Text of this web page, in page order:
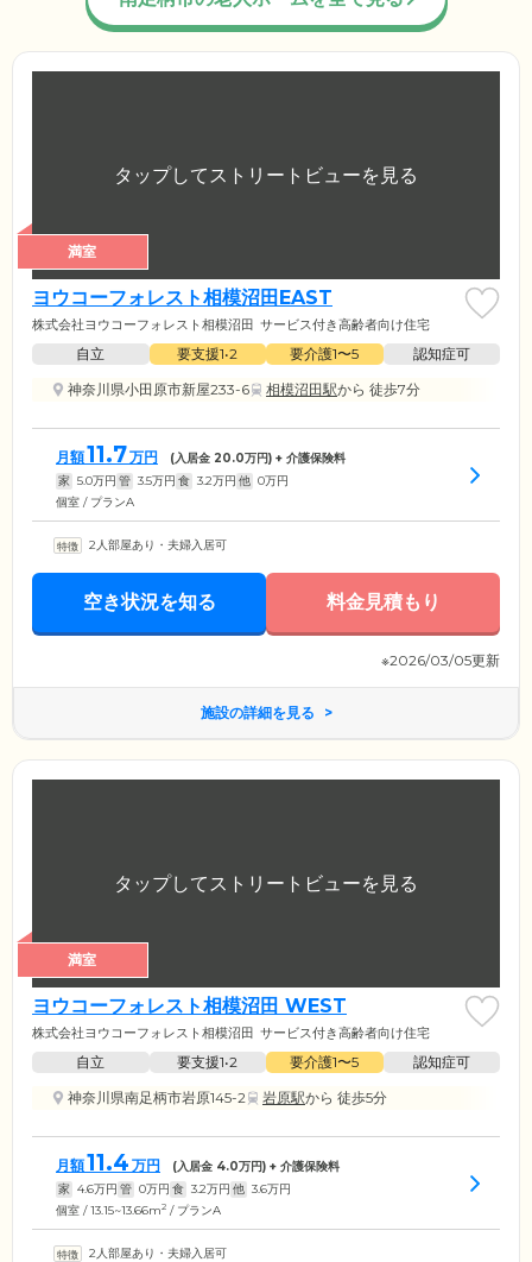
満室
ヨウコーフォレスト相模沼田EAST
株式会社ヨウコーフォレスト相模沼田 サービス付き高齢者向け住宅
自立 要支援1•2 要介護1〜5
認知症可
神奈川県小田原市新屋233-6
相模沼田駅から 徒歩7分
月額11.7万円 (入居金 20.0万円) + 介護保険料
家 5.0万円 管 3.5万円 食 3.2万円 他 0万円
個室 / プランA
2人部屋あり・夫婦入居可
空き状況を知る 料金見積もり
※2026/03/05更新
施設の詳細を見る
満室
ヨウコーフォレスト相模沼田 WEST
株式会社ヨウコーフォレスト相模沼田 サービス付き高齢者向け住宅
自立 要支援1•2 要介護1〜5
認知症可
神奈川県南足柄市岩原145-2
岩原駅から 徒歩5分
月額11.4 万円 (入居金 4.0万円) + 介護保険料
家 4.6万円 管 0万円 食 3.2万円 他 3.6万円
個室 / 13.15~13.66m2 / プランA
2人部屋あり・夫婦入居可